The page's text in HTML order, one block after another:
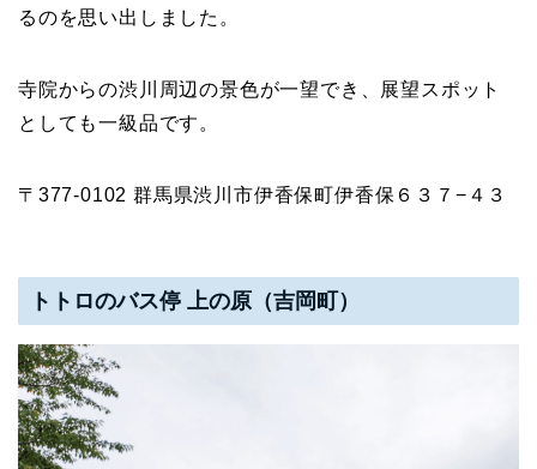
るのを思い出しました。
寺院からの渋川周辺の景色が一望でき、展望スポット
としても一級品です。
〒377-0102 群馬県渋川市伊香保町伊香保６３７−４３
トトロのバス停 上の原（吉岡町）